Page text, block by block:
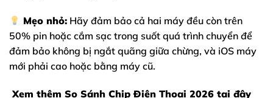
Mẹo nhỏ: Hãy đảm bảo cả hai máy đều còn trên
50% pin hoặc cắm sạc trong suốt quá trình chuyển để
đảm bảo không bị ngắt quãng giữa chừng, và iOS máy
mới phải cao hoặc bằng máy cũ.
Xem thêm So Sánh Chip Điện Thoại 2026 tại đây